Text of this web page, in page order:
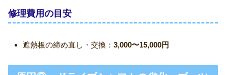
修理費用の目安
遮熱板の締め直し・交換： 3,000〜15,000円